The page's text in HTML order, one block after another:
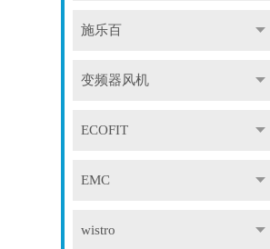
施乐百
变频器风机
ECOFIT
EMC
wistro